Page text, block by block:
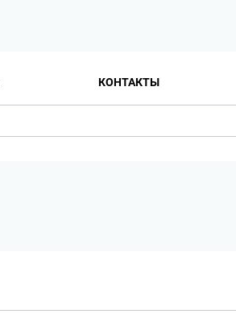
КОНТАКТЫ